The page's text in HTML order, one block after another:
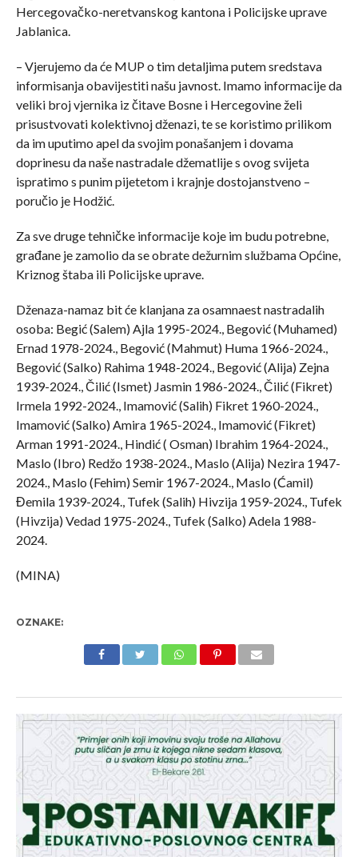
Hercegovačko-neretvanskog kantona i Policijske uprave
Jablanica.
– Vjerujemo da će MUP o tim detaljima putem sredstava
informisanja obavijestiti našu javnost. Imamo informacije da
veliki broj vjernika iz čitave Bosne i Hercegovine želi
prisustvovati kolektivnoj dženazi, te se koristimo prilikom
da im uputimo apel da svojim ponašanjem i dovama
doprinesu da naše nastradale džematlije s ovog svijeta
ispratimo s punim pijetetom i krajnje dostojanstveno –
poručio je Hodžić.
Za sve druge tehničke informacije koje im budu potrebne,
građane je zamolio da se obrate dežurnim službama Općine,
Kriznog štaba ili Policijske uprave.
Dženaza-namaz bit će klanjana za osamnaest nastradalih
osoba: Begić (Salem) Ajla 1995-2024., Begović (Muhamed)
Ernad 1978-2024., Begović (Mahmut) Huma 1966-2024.,
Begović (Salko) Rahima 1948-2024., Begović (Alija) Zejna
1939-2024., Čilić (Ismet) Jasmin 1986-2024., Čilić (Fikret)
Irmela 1992-2024., Imamović (Salih) Fikret 1960-2024.,
Imamović (Salko) Amira 1965-2024., Imamović (Fikret)
Arman 1991-2024., Hindić ( Osman) Ibrahim 1964-2024.,
Maslo (Ibro) Redžo 1938-2024., Maslo (Alija) Nezira 1947-
2024., Maslo (Fehim) Semir 1967-2024., Maslo (Ćamil)
Đemila 1939-2024., Tufek (Salih) Hivzija 1959-2024., Tufek
(Hivzija) Vedad 1975-2024., Tufek (Salko) Adela 1988-
2024.
(MINA)
OZNAKE: